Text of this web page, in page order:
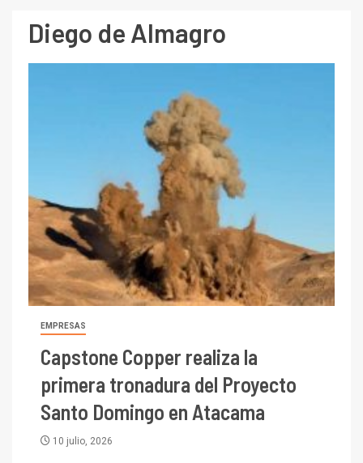
Diego de Almagro
EMPRESAS
Capstone Copper realiza la
primera tronadura del Proyecto
Santo Domingo en Atacama
10 julio, 2026